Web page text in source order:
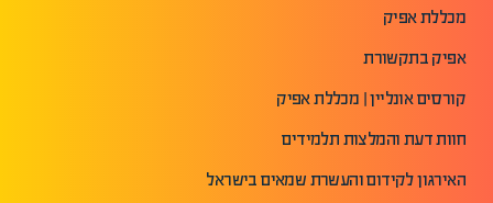
מכללת אפיק
אפיק בתקשורת
קורסים אונליין | מכללת אפיק
חוות דעת והמלצות תלמידים
האירגון לקידום והעשרת שמאים בישראל